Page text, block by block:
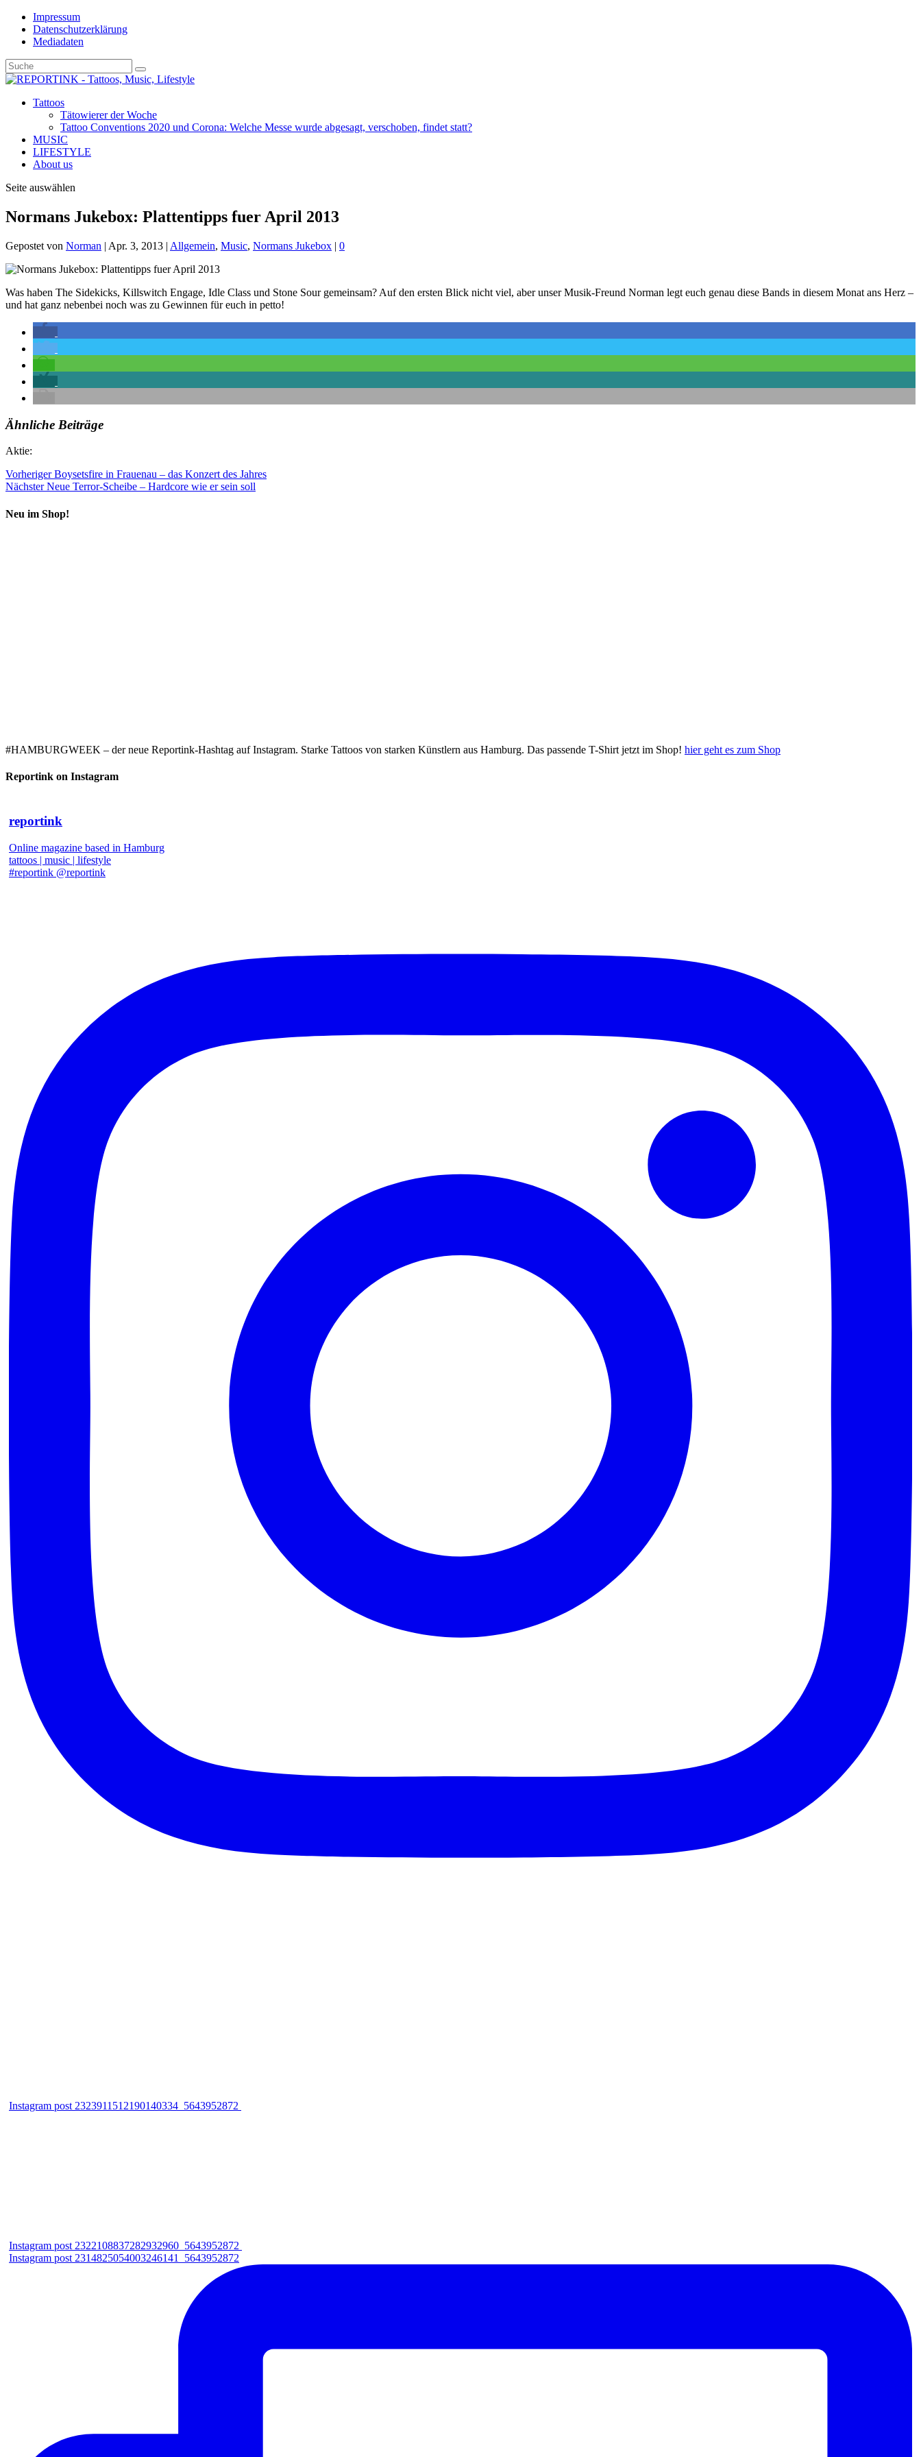
Impressum
Datenschutzerklärung
Mediadaten
Tattoos
Tätowierer der Woche
Tattoo Conventions 2020 und Corona: Welche Messe wurde abgesagt, verschoben, findet statt?
MUSIC
LIFESTYLE
About us
Seite auswählen
Normans Jukebox: Plattentipps fuer April 2013
Gepostet von Norman | Apr. 3, 2013 | Allgemein, Music, Normans Jukebox | 0
Was haben The Sidekicks, Killswitch Engage, Idle Class und Stone Sour gemeinsam? Auf den ersten Blick nicht viel, aber unser Musik-Freund Norman legt euch genau diese Bands in diesem Monat ans Herz –
und hat ganz nebenbei noch was zu Gewinnen für euch in petto!
Ähnliche Beiträge
Aktie:
Vorheriger Boysetsfire in Frauenau – das Konzert des Jahres
Nächster Neue Terror-Scheibe – Hardcore wie er sein soll
Neu im Shop!
#HAMBURGWEEK – der neue Reportink-Hashtag auf Instagram. Starke Tattoos von starken Künstlern aus Hamburg. Das passende T-Shirt jetzt im Shop! hier geht es zum Shop
Reportink on Instagram
reportink
Online magazine based in Hamburg
tattoos | music | lifestyle
#reportink @reportink
Instagram post 2323911512190140334_5643952872
Instagram post 2322108837282932960_5643952872
Instagram post 2314825054003246141_5643952872